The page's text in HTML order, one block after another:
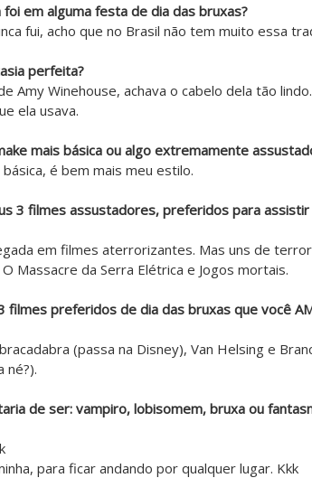
em alguma festa de dia das bruxas?
fui, acho que no Brasil não tem muito essa
perfeita?
Amy Winehouse, achava o cabelo dela tão
ela usava.
mais básica ou algo extremamente
básica, é bem mais meu estilo.
3 filmes assustadores, preferidos para
em filmes aterrorizantes. Mas uns de
O Massacre da Serra Elétrica e Jogos mortais.
filmes preferidos de dia das bruxas que você
(passa na Disney), Van Helsing e
né?).
de ser: vampiro, lobisomem, bruxa ou
para ficar andando por qualquer lugar. Kkk